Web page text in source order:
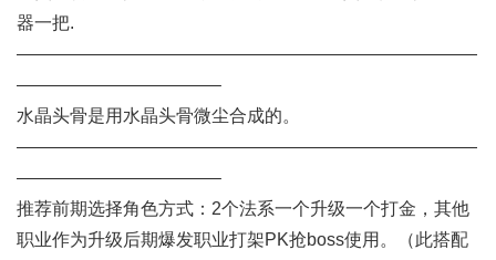
器一把.
——————————————————————————
———————————–
水晶头骨是用水晶头骨微尘合成的。
——————————————————————————
———————————–
推荐前期选择角色方式：2个法系一个升级一个打金，其他
职业作为升级后期爆发职业打架PK抢boss使用。（此搭配